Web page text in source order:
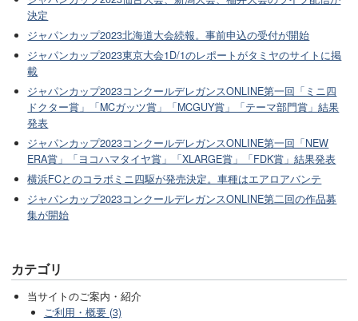
決定
ジャパンカップ2023北海道大会続報。事前申込の受付が開始
ジャパンカップ2023東京大会1D/1のレポートがタミヤのサイトに掲
載
ジャパンカップ2023コンクールデレガンスONLINE第一回「ミニ四
ドクター賞」「MCガッツ賞」「MCGUY賞」「テーマ部門賞」結果
発表
ジャパンカップ2023コンクールデレガンスONLINE第一回「NEW
ERA賞」「ヨコハマタイヤ賞」「XLARGE賞」「FDK賞」結果発表
横浜FCとのコラボミニ四駆が発売決定。車種はエアロアバンテ
ジャパンカップ2023コンクールデレガンスONLINE第二回の作品募
集が開始
カテゴリ
当サイトのご案内・紹介
ご利用・概要 (3)